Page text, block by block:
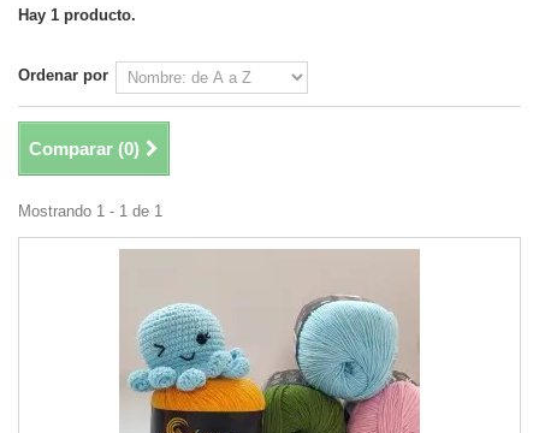
Hay 1 producto.
Ordenar por
Comparar (0)
Mostrando 1 - 1 de 1